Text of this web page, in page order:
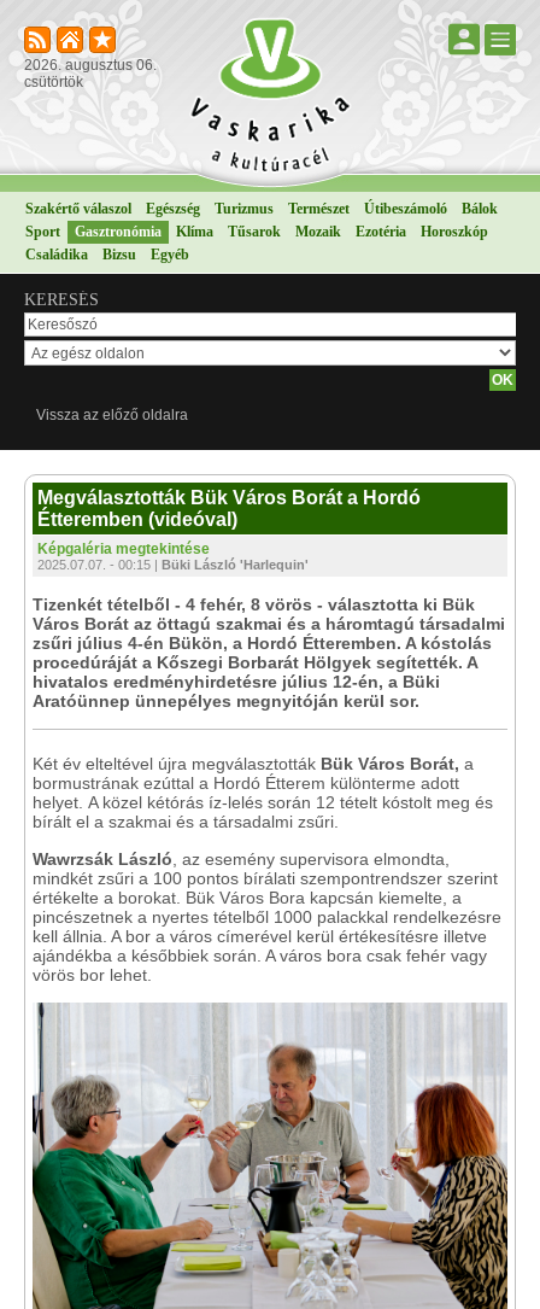
2026. augusztus 06.
csütörtök
Szakértő válaszol Egészség Turizmus Természet Útibeszámoló
Bálok
Sport
Gasztronómia Klíma Tűsarok Mozaik Ezotéria
Horoszkóp
Családika
Bizsu Egyéb
KERESÉS
Vissza az előző oldalra
Megválasztották Bük Város Borát a Hordó
Étteremben (videóval)
Képgaléria megtekintése
2025.07.07. - 00:15 | Büki László 'Harlequin'
Tizenkét tételből - 4 fehér, 8 vörös - választotta ki Bük
Város Borát az öttagú szakmai és a háromtagú társadalmi
zsűri július 4-én Bükön, a Hordó Étteremben. A kóstolás
procedúráját a Kőszegi Borbarát Hölgyek segítették. A
hivatalos eredményhirdetésre július 12-én, a Büki
Aratóünnep ünnepélyes megnyitóján kerül sor.
Két év elteltével újra megválasztották Bük Város Borát, a
bormustrának ezúttal a Hordó Étterem különterme adott
helyet. A közel kétórás íz-lelés során 12 tételt kóstolt meg és
bírált el a szakmai és a társadalmi zsűri.
Wawrzsák László , az esemény supervisora elmondta,
mindkét zsűri a 100 pontos bírálati szempontrendszer szerint
értékelte a borokat. Bük Város Bora kapcsán kiemelte, a
pincészetnek a nyertes tételből 1000 palackkal rendelkezésre
kell állnia. A bor a város címerével kerül értékesítésre illetve
ajándékba a későbbiek során. A város bora csak fehér vagy
vörös bor lehet.